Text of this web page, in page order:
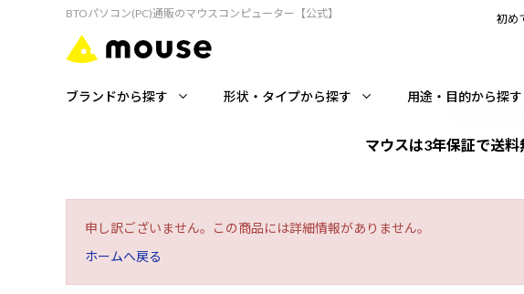
BTOパソコン(PC)通販のマウスコンピューター【公式】 初め
ブランドから探す 形状・タイプから探す 用途・目的から探す
マウスは3年保証で送料
申し訳ございません。この商品には詳細情報がありません。
ホームへ戻る